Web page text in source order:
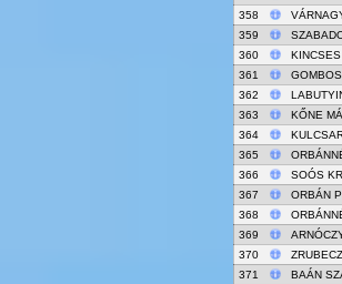
358
359
360
361
362
363
KŐNE
364
365
366
SOÓS
367
ORBÁN
368
369
370
371
BAÁN